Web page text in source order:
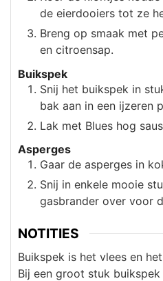
de eierdooiers tot ze
Breng op smaak met
en citroensap.
Buikspek
Snij het buikspek in
bak aan in een ijzeren
Lak met Blues hog
Asperges
Gaar de asperges in
Snij in enkele mooie
gasbrander over voor
NOTITIES
Buikspek is het vlees en
Bij een groot stuk